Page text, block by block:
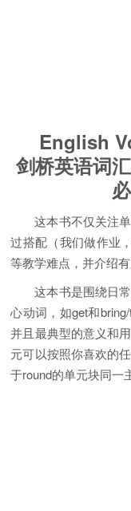
English
剑桥英语词
这本书不仅关注
过搭配（我们做作业
等教学难点，并介绍
这本书是围绕日
心动词，如get和
并且最典型的意义和
元可以按照你喜欢的
于round的单元块同一